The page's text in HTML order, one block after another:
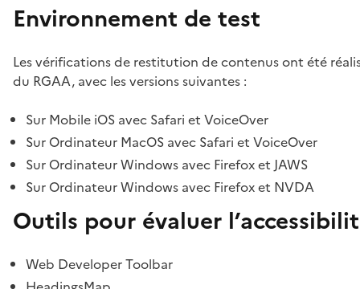
Environnement de test
Les vérifications de restitution de contenus ont été
du RGAA, avec les versions suivantes :
Sur Mobile iOS avec Safari et VoiceOver
Sur Ordinateur MacOS avec Safari et VoiceOver
Sur Ordinateur Windows avec Firefox et JAWS
Sur Ordinateur Windows avec Firefox et NVDA
Outils pour évaluer
Web Developer Toolbar